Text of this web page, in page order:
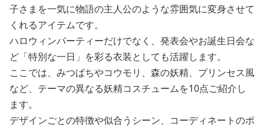
子さまを一気に物語の主人公のような雰囲気に変身させて
くれるアイテムです。
ハロウィンパーティーだけでなく、発表会やお誕生日会な
ど「特別な一日」を彩る衣装としても活躍します。
ここでは、みつばちやコウモリ、森の妖精、プリンセス風
など、テーマの異なる妖精コスチュームを10点ご紹介し
ます。
デザインごとの特徴や似合うシーン、コーディネートのポ